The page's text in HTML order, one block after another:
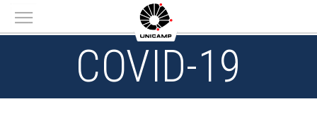
Main menu
COVID-19